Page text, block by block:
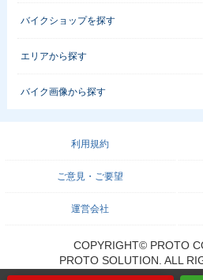
バイクショップを探す
エリアから探す
バイク画像から探す
利用規約
ご意見・ご要望
運営会社
COPYRIGHT© PROTO
PROTO SOLUTION. ALL